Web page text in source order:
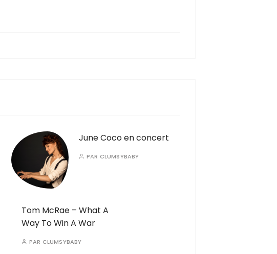
June Coco en concert
PAR CLUMSYBABY
Tom McRae – What A
Way To Win A War
PAR CLUMSYBABY